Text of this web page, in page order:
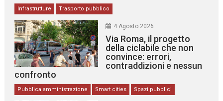
Infrastrutture Trasporto pubblico
4 Agosto 2026
Via Roma, il progetto
della ciclabile che non
convince: errori,
contraddizioni e nessun
confronto
Pubblica amministrazione Smart cities Spazi pubblici